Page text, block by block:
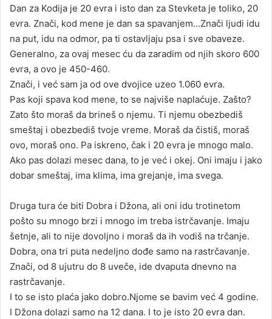
Dan za Kodija je 20 evra i isto dan za Stevketa je toliko, 20
evra. Znači, kod mene je dan sa spavanjem…Znači ljudi idu
na put, idu na odmor, pa ti ostavljaju psa i sve obaveze.
Generalno, za ovaj mesec ću da zaradim od njih skoro 600
evra, a ovo je 450-460.
Znači, i već sam ja od ove dvojice uzeo 1.060 evra.
Pas koji spava kod mene, to se najviše naplaćuje. Zašto?
Zato što moraš da brineš o njemu. Ti njemu obezbediš
smeštaj i obezbediš tvoje vreme. Moraš da čistiš, moraš
ovo, moraš ono. Pa iskreno, čak i 20 evra je mnogo malo.
Ako pas dolazi mesec dana, to je već i okej. Oni imaju i jako
dobar smeštaj, ima klima, ima grejanje, ima svega.
Druga tura će biti Dobra i Džona, ali oni idu trotinetom
pošto su mnogo brzi i mnogo im treba istrčavanje. Imaju
šetnje, ali to nije dovoljno i moraš da ih vodiš na trčanje.
Dobra, ona tri puta nedeljno dođe samo na rastrčavanje.
Znači, od 8 ujutru do 8 uveče, ide dvaputa dnevno na
rastrčavanje.
I to se isto plaća jako dobro.Njome se bavim već 4 godine.
I Džona dolazi samo na 12 dana. I to je isto 20 evra dan.